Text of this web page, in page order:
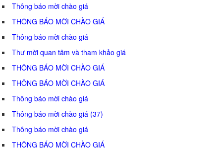
Thông báo mời chào giá
THÔNG BÁO MỜI CHÀO GIÁ
Thông báo mời chào giá
Thư mời quan tâm và tham khảo giá
THÔNG BÁO MỜI CHÀO GIÁ
THÔNG BÁO MỜI CHÀO GIÁ
Thông báo mời chào giá
Thông báo mời chào giá (37)
Thông báo mời chào giá
THÔNG BÁO MỜI CHÀO GIÁ